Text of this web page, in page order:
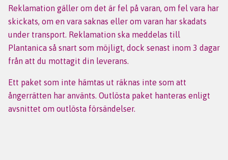
Reklamation gäller om det är fel på varan, om fel vara har
skickats, om en vara saknas eller om varan har skadats
under transport. Reklamation ska meddelas till
Plantanica så snart som möjligt, dock senast inom 3 dagar
från att du mottagit din leverans.
Ett paket som inte hämtas ut räknas inte som att
ångerrätten har använts. Outlösta paket hanteras enligt
avsnittet om outlösta försändelser.